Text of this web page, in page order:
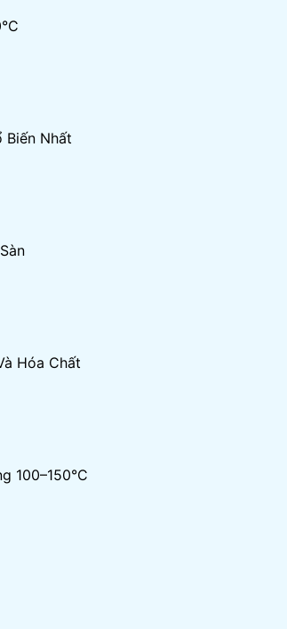
Biến Nhất
Hóa Chất
100–150°C